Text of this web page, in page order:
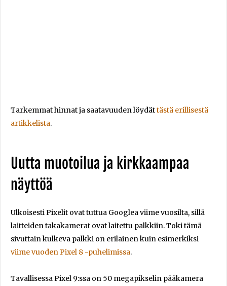
Tarkemmat hinnat ja saatavuuden löydättästä erillisestä
artikkelista.
Uutta muotoilua ja kirkkaampaa
näyttöä
Ulkoisesti Pixelit ovat tuttua Googlea viime vuosilta, sillä
laitteiden takakamerat ovat laitettu palkkiin. Toki tämä
sivuttain kulkeva palkki on erilainen kuin esimerkiksi
viime vuoden Pixel 8 -puhelimissa.
Tavallisessa Pixel 9:ssa on 50 megapikselin pääkamera